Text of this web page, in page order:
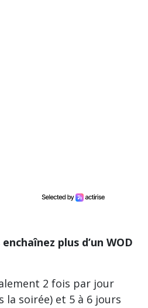
plus d’un WOD
2 fois par jour
soirée) et 5 à 6 jours